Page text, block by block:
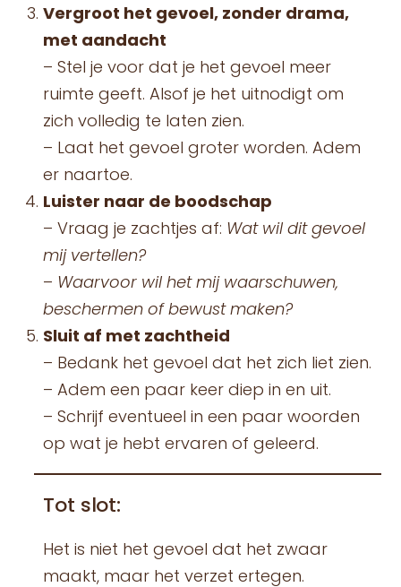
Vergroot het gevoel, zonder drama,
met aandacht
– Stel je voor dat je het gevoel meer
ruimte geeft. Alsof je het uitnodigt om
zich volledig te laten zien.
– Laat het gevoel groter worden. Adem
er naartoe.
Luister naar de boodschap
– Vraag je zachtjes af: Wat wil dit gevoel
mij vertellen?
– Waarvoor wil het mij waarschuwen,
beschermen of bewust maken?
Sluit af met zachtheid
– Bedank het gevoel dat het zich liet zien.
– Adem een paar keer diep in en uit.
– Schrijf eventueel in een paar woorden
op wat je hebt ervaren of geleerd.
Tot slot:
Het is niet het gevoel dat het zwaar
maakt, maar het verzet ertegen.